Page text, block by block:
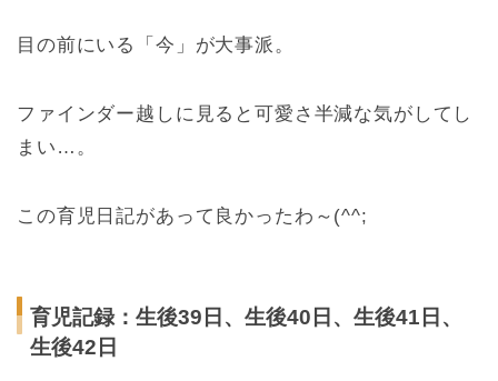
目の前にいる「今」が大事派。
ファインダー越しに見ると可愛さ半減な気がしてし
まい…。
この育児日記があって良かったわ～(^^;
育児記録：生後39日、生後40日、生後41日、
生後42日